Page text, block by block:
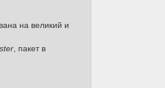
на великий и
, пакет в